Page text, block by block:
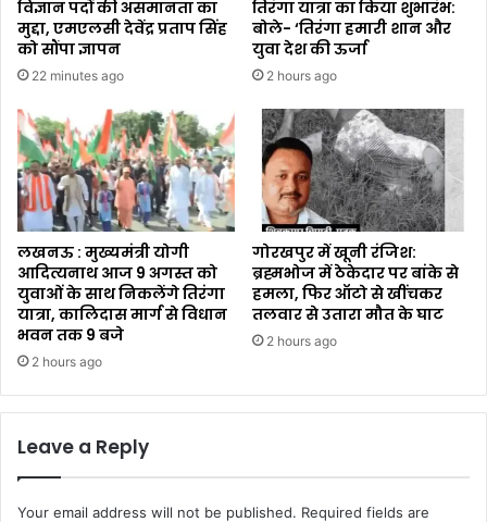
विज्ञान पदों की असमानता का
मुद्दा, एमएलसी देवेंद्र प्रताप सिंह
को सौंपा ज्ञापन
22 minutes ago
तिरंगा यात्रा का किया शुभारंभ:
बोले- ‘तिरंगा हमारी शान और
युवा देश की ऊर्जा
2 hours ago
लखनऊ : मुख्यमंत्री योगी
आदित्यनाथ आज 9 अगस्त को
युवाओं के साथ निकलेंगे तिरंगा
यात्रा, कालिदास मार्ग से विधान
भवन तक 9 बजे
2 hours ago
गोरखपुर में खूनी रंजिश:
ब्रह्मभोज में ठेकेदार पर बांके से
हमला, फिर ऑटो से खींचकर
तलवार से उतारा मौत के घाट
2 hours ago
Leave a Reply
Your email address will not be published. Required fields are